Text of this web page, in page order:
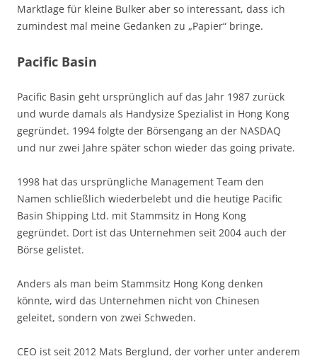
Marktlage für kleine Bulker aber so interessant, dass ich
zumindest mal meine Gedanken zu „Papier“ bringe.
Pacific Basin
Pacific Basin geht ursprünglich auf das Jahr 1987 zurück
und wurde damals als Handysize Spezialist in Hong Kong
gegründet. 1994 folgte der Börsengang an der NASDAQ
und nur zwei Jahre später schon wieder das going private.
1998 hat das ursprüngliche Management Team den
Namen schließlich wiederbelebt und die heutige Pacific
Basin Shipping Ltd. mit Stammsitz in Hong Kong
gegründet. Dort ist das Unternehmen seit 2004 auch der
Börse gelistet.
Anders als man beim Stammsitz Hong Kong denken
könnte, wird das Unternehmen nicht von Chinesen
geleitet, sondern von zwei Schweden.
CEO ist seit 2012 Mats Berglund, der vorher unter anderem